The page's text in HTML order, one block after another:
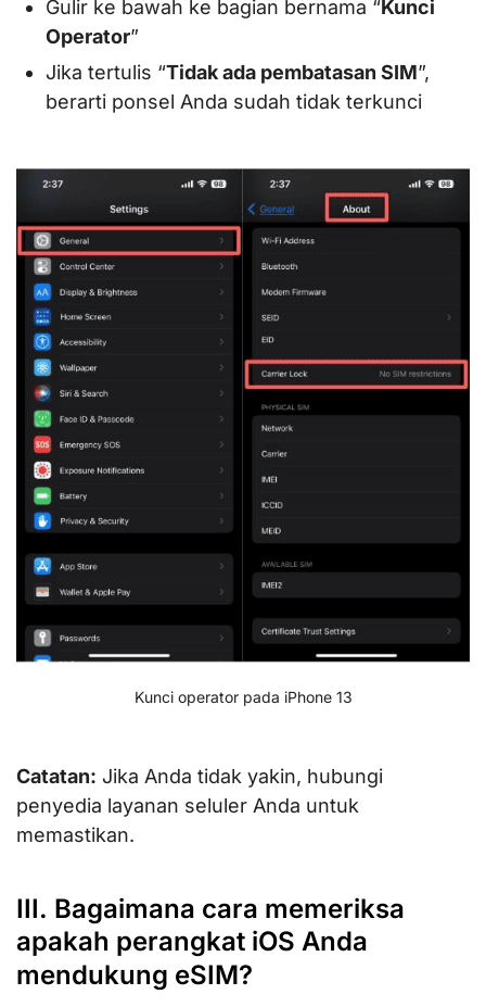
Gulir ke bawah ke bagian bernama “Kunci
Operator”
Jika tertulis “Tidak ada pembatasan SIM”,
berarti ponsel Anda sudah tidak terkunci
Kunci operator pada iPhone 13
Catatan: Jika Anda tidak yakin, hubungi
penyedia layanan seluler Anda untuk
memastikan.
III. Bagaimana cara memeriksa
apakah perangkat iOS Anda
mendukung eSIM?